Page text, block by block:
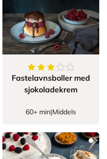
3.875av5stjerner
Fastelavnsboller med
sjokoladekrem
60+ min|Middels